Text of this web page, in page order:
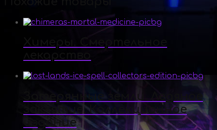
Затерянные земли. Ледяное
заклятие. Коллекционное
издание